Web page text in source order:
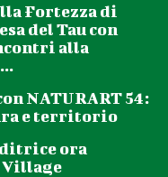
Fortezza di
del Tau con
alla
NATURART 54:
e territorio
ora
Village